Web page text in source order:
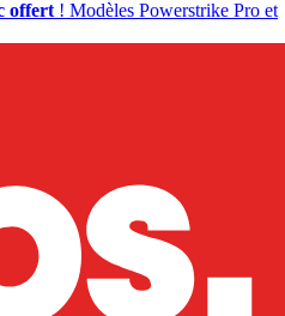
offert ! Modèles Powerstrike Pro et